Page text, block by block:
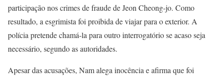
participação nos crimes de fraude de Jeon Cheong-jo. Como
resultado, a esgrimista foi proibida de viajar para o exterior. A
polícia pretende chamá-la para outro interrogatório se acaso seja
necessário, segundo as autoridades.
Apesar das acusações, Nam alega inocência e afirma que foi